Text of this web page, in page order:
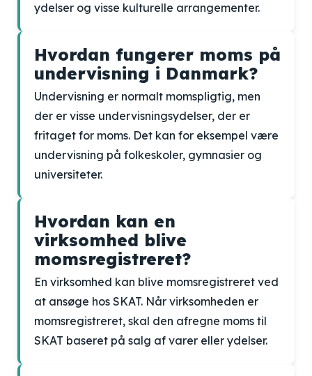
ydelser og visse kulturelle arrangementer.
Hvordan fungerer moms på
undervisning i Danmark?
Undervisning er normalt momspligtig, men
der er visse undervisningsydelser, der er
fritaget for moms. Det kan for eksempel være
undervisning på folkeskoler, gymnasier og
universiteter.
Hvordan kan en
virksomhed blive
momsregistreret?
En virksomhed kan blive momsregistreret ved
at ansøge hos SKAT. Når virksomheden er
momsregistreret, skal den afregne moms til
SKAT baseret på salg af varer eller ydelser.